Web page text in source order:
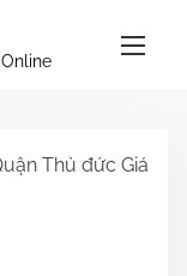
Thủ đức Giá